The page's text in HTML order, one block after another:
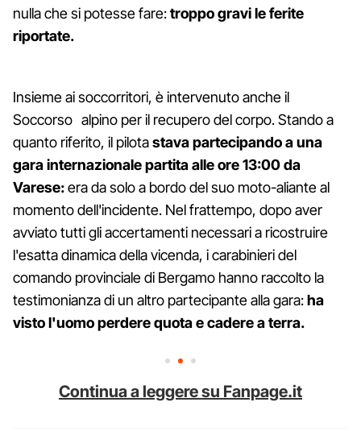
nulla che si potesse fare:troppo gravi le ferite
riportate.
Insieme ai soccorritori, è intervenuto anche il
Soccorso alpino per il recupero del corpo. Stando a
quanto riferito, il pilotastava partecipando a una
gara internazionale partita alle ore 13:00 da
Varese:era da solo a bordo del suo moto-aliante al
momento dell'incidente. Nel frattempo, dopo aver
avviato tutti gli accertamenti necessari a ricostruire
l'esatta dinamica della vicenda, i carabinieri del
comando provinciale di Bergamo hanno raccolto la
testimonianza di un altro partecipante alla gara:ha
visto l'uomo perdere quota e cadere a terra.
Continua a leggere su Fanpage.it